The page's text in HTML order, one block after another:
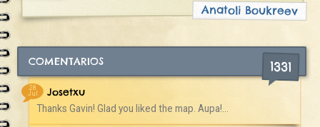
Anatoli Boukreev
COMENTARIOS 1331
28
Jul
Josetxu
Thanks Gavin! Glad you liked the map. Aupa!...